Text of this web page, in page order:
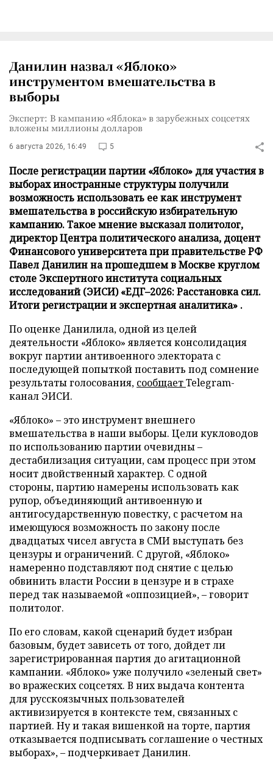
Данилин назвал «Яблоко»
инструментом вмешательства в
выборы
Эксперт: В кампанию «Яблока» в зарубежных соцсетях
вложены миллионы долларов
6 августа 2026, 16:49 5
После регистрации партии «Яблоко» для участия в
выборах иностранные структуры получили
возможность использовать ее как инструмент
вмешательства в российскую избирательную
кампанию. Такое мнение высказал политолог,
директор Центра политического анализа, доцент
Финансового университета при правительстве РФ
Павел Данилин на прошедшем в Москве круглом
столе Экспертного института социальных
исследований (ЭИСИ) «ЕДГ–2026: Расстановка сил.
Итоги регистрации и экспертная аналитика» .
По оценке Данилила, одной из целей
деятельности «Яблоко» является консолидация
вокруг партии антивоенного электората с
последующей попыткой поставить под сомнение
результаты голосования, сообщаетTelegram-
канал ЭИСИ.
«Яблоко» – это инструмент внешнего
вмешательства в наши выборы. Цели кукловодов
по использованию партии очевидны –
дестабилизация ситуации, сам процесс при этом
носит двойственный характер. С одной
стороны, партию намерены использовать как
рупор, объединяющий антивоенную и
антигосударственную повестку, с расчетом на
имеющуюся возможность по закону после
двадцатых чисел августа в СМИ выступать без
цензуры и ограничений. С другой, «Яблоко»
намеренно подставляют под снятие с целью
обвинить власти России в цензуре и в страхе
перед так называемой «оппозицией», – говорит
политолог.
По его словам, какой сценарий будет избран
базовым, будет зависеть от того, дойдет ли
зарегистрированная партия до агитационной
кампании. «Яблоко» уже получило «зеленый свет»
во вражеских соцсетях. В них выдача контента
для русскоязычных пользователей
активизируется в контексте тем, связанных с
партией. Ну и такая вишенкой на торте, партия
отказывается подписывать соглашение о честных
выборах», – подчеркивает Данилин.